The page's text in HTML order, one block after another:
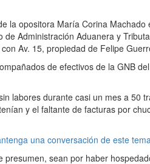
la opositora María Corina
Administración Aduanera y
Av. 15, propiedad de Felipe
de efectivos de la GNB
labores durante casi un mes a 50
y el faltante de facturas por
una conversación de este
sean por haber